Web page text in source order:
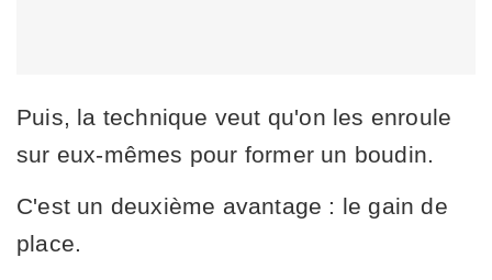
Puis, la technique veut qu'on les enroule
sur eux-mêmes pour former un boudin.
C'est un deuxième avantage : le gain de
place.